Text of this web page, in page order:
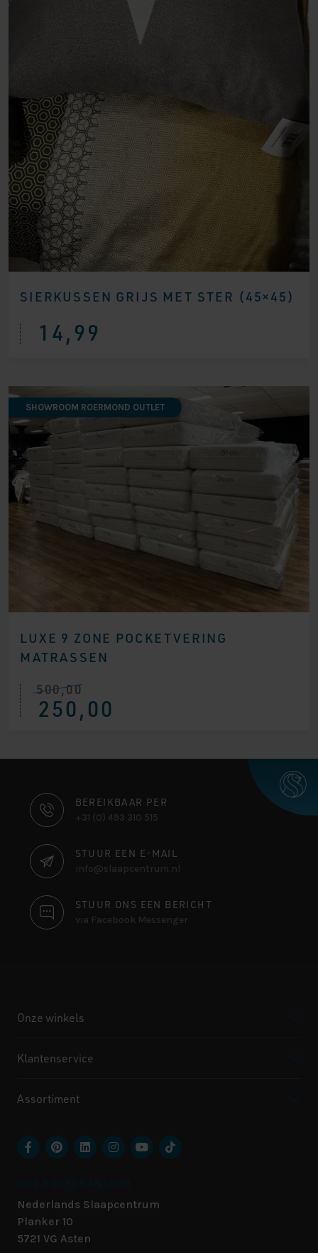
SIERKUSSEN GRIJS MET STER (45×45)
14,99
LUXE 9 ZONE POCKETVERING
MATRASSEN
SHOWROOM ROERMOND OUTLET
500,00
Oorspronkelijke
prijs
was:
250,00
Huidige
prijs
is:
CONTACT
INFORMATIE
BEREIKBAAR PER
+31 (0) 493 310 515
STUUR EEN E-MAIL
info@slaapcentrum.nl
STUUR ONS EEN BERICHT
via Facebook Messenger
Onze winkels
Klantenservice
Assortiment
Nederlands Slaapcentrum
Planker 10
5721 VG Asten